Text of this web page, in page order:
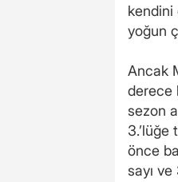
kendini
yoğun
Ancak
derece
sezon
3.’lüğe
önce
sayı